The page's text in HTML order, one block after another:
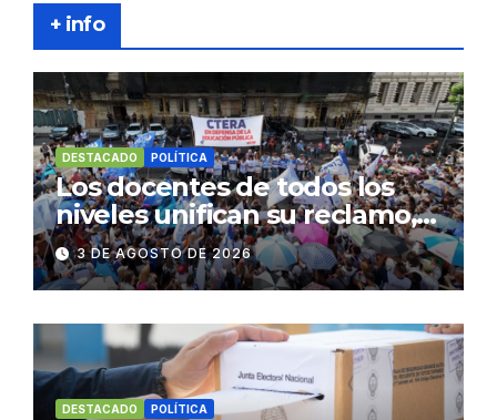
+ info
DESTACADO POLÍTICA
Los docentes de todos los
niveles unifican su reclamo,
paran y se movilizan
3 DE AGOSTO DE 2026
DESTACADO POLÍTICA